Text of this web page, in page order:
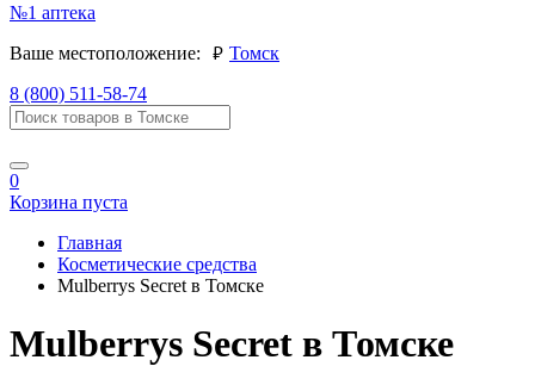
№1 аптека
Ваше местоположение:
руб. Томск
8 (800) 511-58-74
0
Корзина пуста
Главная
Косметические средства
Mulberrys Secret в Томске
Mulberrys Secret в Томске